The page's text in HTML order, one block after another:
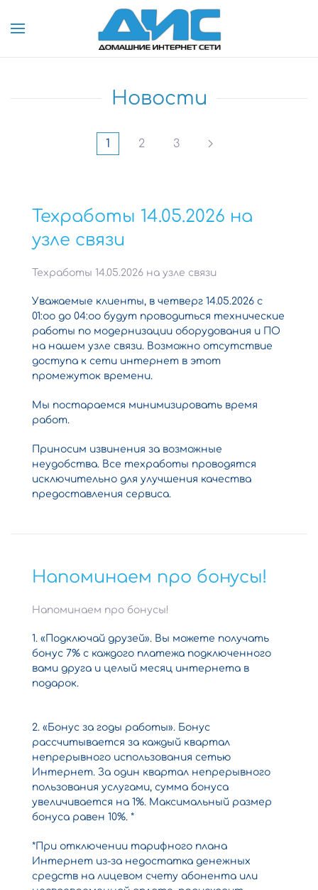
Skip to main content
Новости
1 2 3
Техработы 14.05.2026 на
узле связи
Техработы 14.05.2026 на узле связи
Уважаемые клиенты, в четверг 14.05.2026 с
01:оо до 04:oо будут проводиться технические
работы по модернизации оборудования и ПО
на нашем узле связи. Возможно отсутствие
доступа к сети интернет в этот
промежуток времени.
Мы постараемся минимизировать время
работ.
Приносим извинения за возможные
неудобства. Все техработы проводятся
исключительно для улучшения качества
предоставления сервиса.
Напоминаем про бонусы!
Напоминаем про бонусы!
1. «Подключай друзей». Вы можете получать
бонус 7% с каждого платежа подключенного
вами друга и целый месяц интернета в
подарок.
2. «Бонус за годы работы». Бонус
рассчитывается за каждый квартал
непрерывного использования сетью
Интернет. За один квартал непрерывного
пользования услугами, сумма бонуса
увеличивается на 1%. Максимальный размер
бонуса равен 10%. *
*При отключении тарифного плана
Интернет из-за недостатка денежных
средств на лицевом счету абонента или